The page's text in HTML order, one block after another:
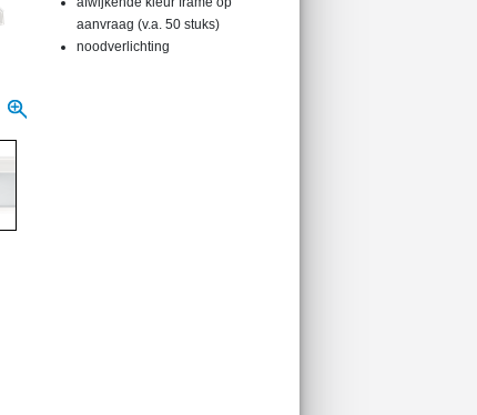
aanvraag (v.a. 50 stuks)
noodverlichting